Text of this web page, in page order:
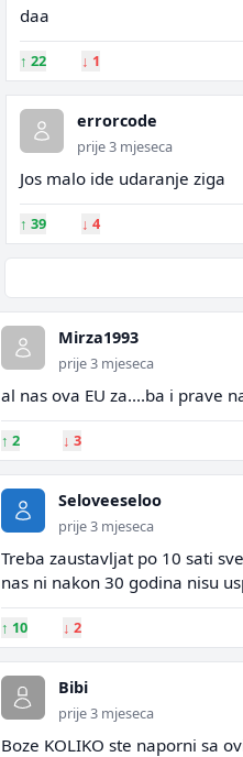
daa
↑ 22 ↓ 1
errorcode
prije 3 mjeseca
Jos malo ide udaranje ziga
↑ 39 ↓ 4
Mirza1993
prije 3 mjeseca
al nas ova EU za....ba i prave
↑ 2 ↓ 3
Seloveeseloo
prije 3 mjeseca
Treba zaustavljat po 10 sati
nas ni nakon 30 godina nisu
↑ 10 ↓ 2
Bibi
prije 3 mjeseca
Boze KOLIKO ste naporni sa